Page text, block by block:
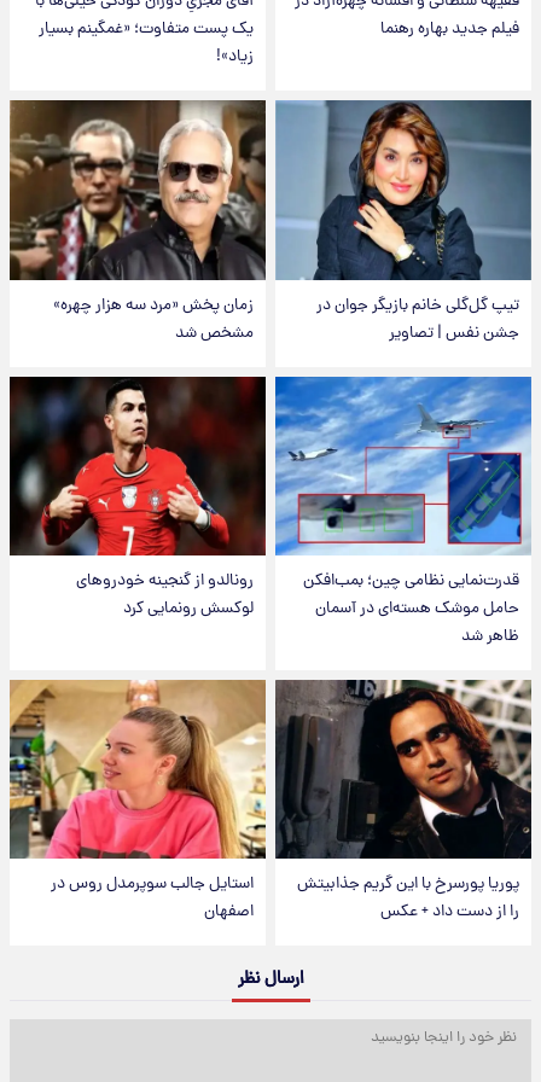
فیلم جدید بهاره رهنما
یک پست متفاوت؛ «غمگینم بسیار
زیاد»!
تیپ گل‌گلی خانم بازیگر جوان در
جشن نفس | تصاویر
زمان پخش «مرد سه هزار چهره»
مشخص شد
قدرت‌نمایی نظامی چین؛ بمب‌افکن
حامل موشک هسته‌ای در آسمان
ظاهر شد
رونالدو از گنجینه خودروهای
لوکسش رونمایی کرد
پوریا پورسرخ با این گریم جذابیتش
را از دست داد + عکس
استایل جالب سوپرمدل روس در
اصفهان
ارسال نظر